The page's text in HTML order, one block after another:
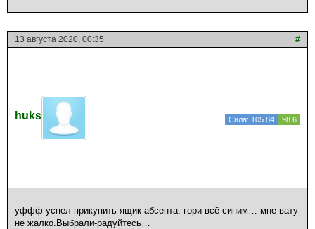
13 августа 2020, 00:35 #
huks Сила: 105.84 98.6
уффф успел прикупить ящик абсента. гори всё синим… мне вату
не жалко.Выбрали-радуйтесь…